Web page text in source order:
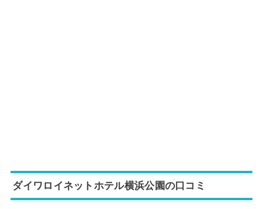
ダイワロイネットホテル横浜公園の口コミ